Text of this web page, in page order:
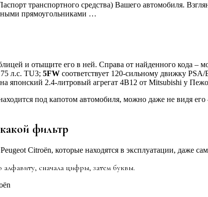
транспортного средства) Вашего автомобиля.
прямоугольниками …
и отыщите его в ней. Справа от найденного кода –
л.с. TU3; 5FW соответствует 120-сильному движку
японский 2.4-литровый агрегат 4B12 от Mitsubishi у
под капотом автомобиля, можно даже не видя
фильтр
Citroёn, которые находятся в эксплуатации, даже
сначала цифры, затем буквы.